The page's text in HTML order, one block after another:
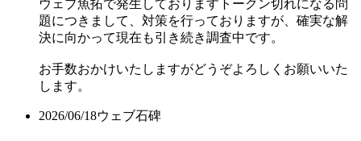
ウェブ魚拓で発生しておりますトークン切れになる問
題につきまして、対策を行っておりますが、確実な解
決に向かって現在も引き続き調査中です。
お手数おかけいたしますがどうぞよろしくお願いいた
します。
2026/06/18ウェブ石碑